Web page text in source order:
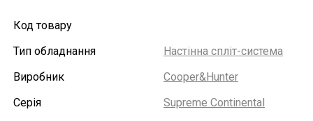
Код товару
Тип обладнання
Настінна спліт-система
Виробник
Cooper&Hunter
Серія
Supreme Continental